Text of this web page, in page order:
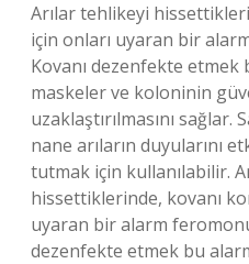
Arılar tehlikeyi
için onları uyaran bir
Kovanı dezenfekte
maskeler ve koloninin
uzaklaştırılmasını sağlar.
nane arıların duyularını
tutmak için kullanılabilir.
hissettiklerinde, kovanı
uyaran bir alarm
dezenfekte etmek bu